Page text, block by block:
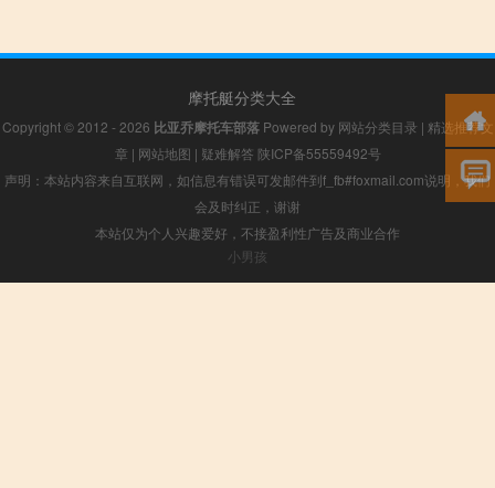
摩托艇分类大全
Copyright © 2012 - 2026 比亚乔摩托车部落Powered by 网站分类目录 | 精选推荐文
章 | 网站地图 | 疑难解答 陕ICP备55559492号
声明：本站内容来自互联网，如信息有错误可发邮件到f_fb#foxmail.com说明，我们
会及时纠正，谢谢
本站仅为个人兴趣爱好，不接盈利性广告及商业合作
小男孩